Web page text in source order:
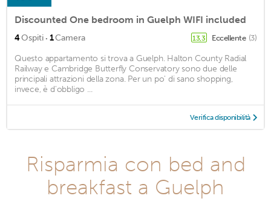
Discounted One bedroom in Guelph WIFI included
4Ospiti · 1Camera 13,3 Eccellente (3)
Questo appartamento si trova a Guelph. Halton County Radial
Railway e Cambridge Butterfly Conservatory sono due delle
principali attrazioni della zona. Per un po' di sano shopping,
invece, è d'obbligo ...
Verifica disponibilità
Risparmia con bed and
breakfast a Guelph